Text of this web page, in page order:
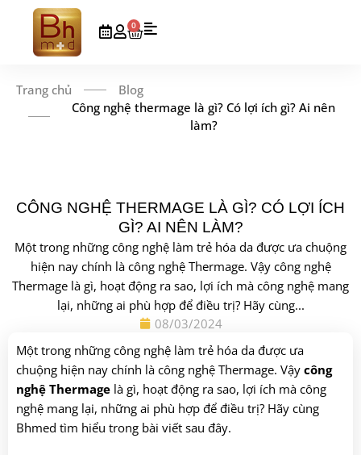
0
Trang chủ
Blog
Công nghệ thermage là gì? Có lợi ích gì? Ai nên
làm?
CÔNG NGHỆ THERMAGE LÀ GÌ? CÓ LỢI ÍCH
GÌ? AI NÊN LÀM?
Một trong những công nghệ làm trẻ hóa da được ưa chuộng
hiện nay chính là công nghệ Thermage. Vậy công nghệ
Thermage là gì, hoạt động ra sao, lợi ích mà công nghệ mang
lại, những ai phù hợp để điều trị? Hãy cùng...
08/03/2024
Một trong những công nghệ làm trẻ hóa da được ưa
chuộng hiện nay chính là công nghệ Thermage. Vậy công
nghệ Thermage là gì, hoạt động ra sao, lợi ích mà công
nghệ mang lại, những ai phù hợp để điều trị? Hãy cùng
Bhmed tìm hiểu trong bài viết sau đây.